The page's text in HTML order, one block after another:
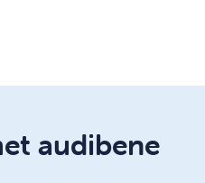
audibene